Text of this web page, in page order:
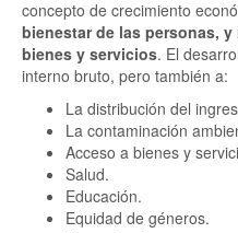
concepto de crecimiento
bienestar de las personas,
bienes y servicios. El
interno bruto, pero también a:
La distribución del
La contaminación
Acceso a bienes y
Salud.
Educación.
Equidad de géneros.